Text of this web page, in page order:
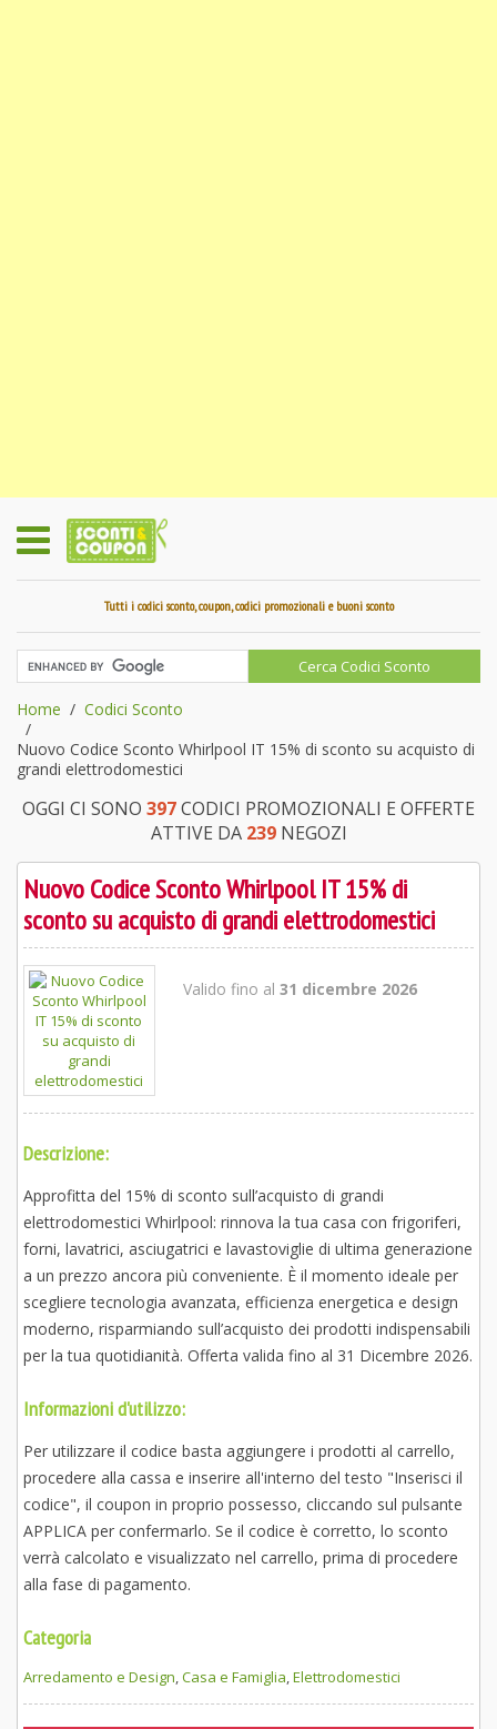
Tutti i codici sconto, coupon, codici promozionali e buoni sconto
Home
Codici Sconto
Nuovo Codice Sconto Whirlpool IT 15% di sconto su acquisto di
grandi elettrodomestici
OGGI CI SONO 397CODICI PROMOZIONALI E OFFERTE
ATTIVE DA 239NEGOZI
Nuovo Codice Sconto Whirlpool IT 15% di
sconto su acquisto di grandi elettrodomestici
Valido fino al 31 dicembre 2026
Descrizione:
Approfitta del 15% di sconto sull’acquisto di grandi
elettrodomestici Whirlpool: rinnova la tua casa con frigoriferi,
forni, lavatrici, asciugatrici e lavastoviglie di ultima generazione
a un prezzo ancora più conveniente. È il momento ideale per
scegliere tecnologia avanzata, efficienza energetica e design
moderno, risparmiando sull’acquisto dei prodotti indispensabili
per la tua quotidianità. Offerta valida fino al 31 Dicembre 2026.
Informazioni d'utilizzo:
Per utilizzare il codice basta aggiungere i prodotti al carrello,
procedere alla cassa e inserire all'interno del testo "Inserisci il
codice", il coupon in proprio possesso, cliccando sul pulsante
APPLICA per confermarlo. Se il codice è corretto, lo sconto
verrà calcolato e visualizzato nel carrello, prima di procedere
alla fase di pagamento.
Categoria
Arredamento e Design,Casa e Famiglia,Elettrodomestici